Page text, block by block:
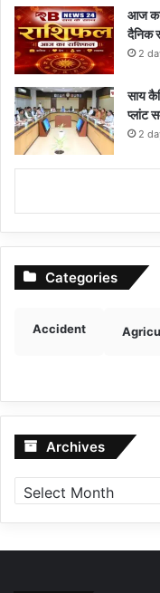
आज का
दैनिक
2
साय
प्लांट
2
Categories
Accident
Archives Archives